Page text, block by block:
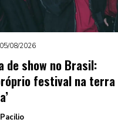
05/08/2026
de show no Brasil:
festival na terra